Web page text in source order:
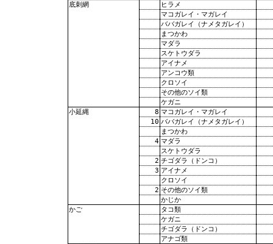
底刺網
ヒラメ
マコガレイ・マガレイ
ババガレイ（ナメタガレイ）
まつかわ
マダラ
スケトウダラ
アイナメ
アンコウ類
クロソイ
その他のソイ類
ケガニ
小延縄 8 マコガレイ・マガレイ
10 ババガレイ（ナメタガレイ）
まつかわ
4 マダラ
スケトウダラ
2 チゴダラ（ドンコ）
3 アイナメ
クロソイ
2 その他のソイ類
かじか
かご
タコ類
ケガニ
チゴダラ（ドンコ）
アナゴ類